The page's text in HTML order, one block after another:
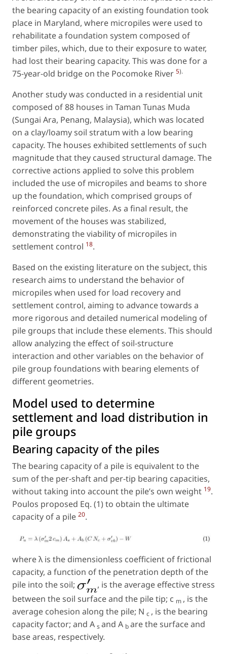
the bearing capacity of an existing foundation took
place in Maryland, where micropiles were used to
rehabilitate a foundation system composed of
timber piles, which, due to their exposure to water,
had lost their bearing capacity. This was done for a
75-year-old bridge on the Pocomoke River 5).
Another study was conducted in a residential unit
composed of 88 houses in Taman Tunas Muda
(Sungai Ara, Penang, Malaysia), which was located
on a clay/loamy soil stratum with a low bearing
capacity. The houses exhibited settlements of such
magnitude that they caused structural damage. The
corrective actions applied to solve this problem
included the use of micropiles and beams to shore
up the foundation, which comprised groups of
reinforced concrete piles. As a final result, the
movement of the houses was stabilized,
demonstrating the viability of micropiles in
settlement control 18.
Based on the existing literature on the subject, this
research aims to understand the behavior of
micropiles when used for load recovery and
settlement control, aiming to advance towards a
more rigorous and detailed numerical modeling of
pile groups that include these elements. This should
allow analyzing the effect of soil-structure
interaction and other variables on the behavior of
pile group foundations with bearing elements of
different geometries.
Model used to determine
settlement and load distribution in
pile groups
Bearing capacity of the piles
The bearing capacity of a pile is equivalent to the
sum of the per-shaft and per-tip bearing capacities,
without taking into account the pile’s own weight 19.
Poulos proposed Eq. (1) to obtain the ultimate
capacity of a pile 20.
whereλis the dimensionless coefficient of frictional
capacity, a function of the penetration depth of the
pile into the soil;
, is the average effective stress
between the soil surface and the pile tip; c m , is the
average cohesion along the pile; N c , is the bearing
capacity factor; and A sand A bare the surface and
base areas, respectively.